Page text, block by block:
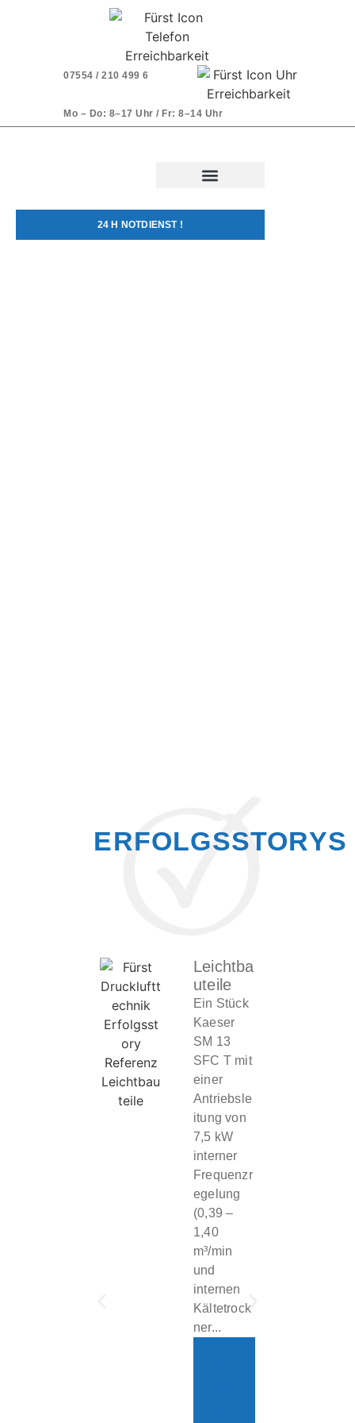
07554 / 210 499 6
Mo – Do: 8–17 Uhr / Fr: 8–14 Uhr
24 H NOTDIENST !
ERFOLGSSTORYS
Leichtba
Uteile
Ein Stück
Kaeser
SM 13
SFC T mit
einer
Antriebsle
itung von
7,5 kW
interner
Frequenzr
egelung
(0,39 –
1,40
m³/min
und
internen
Kältetrock
ner...